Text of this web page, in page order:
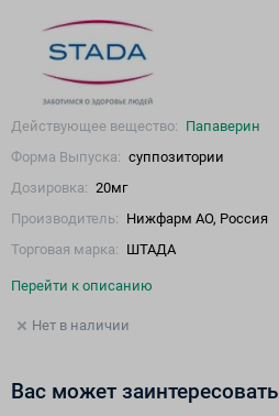
Действующее вещество: Папаверин
Форма Выпуска: суппозитории
Дозировка: 20мг
Производитель: Нижфарм АО, Россия
Торговая марка: ШТАДА
Перейти к описанию
Нет в наличии
Вас может заинтересовать